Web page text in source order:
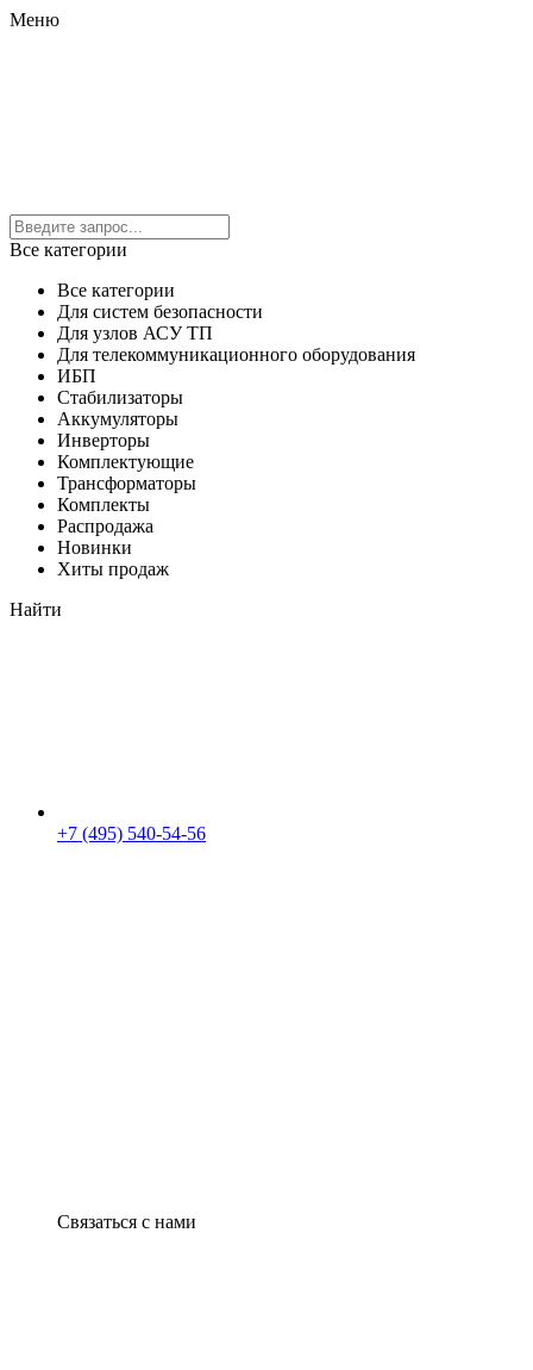
Меню
Все категории
Все категории
Для систем безопасности
Для узлов АСУ ТП
Для телекоммуникационного оборудования
ИБП
Стабилизаторы
Аккумуляторы
Инверторы
Комплектующие
Трансформаторы
Комплекты
Распродажа
Новинки
Хиты продаж
Найти
+7 (495) 540-54-56
Связаться с нами